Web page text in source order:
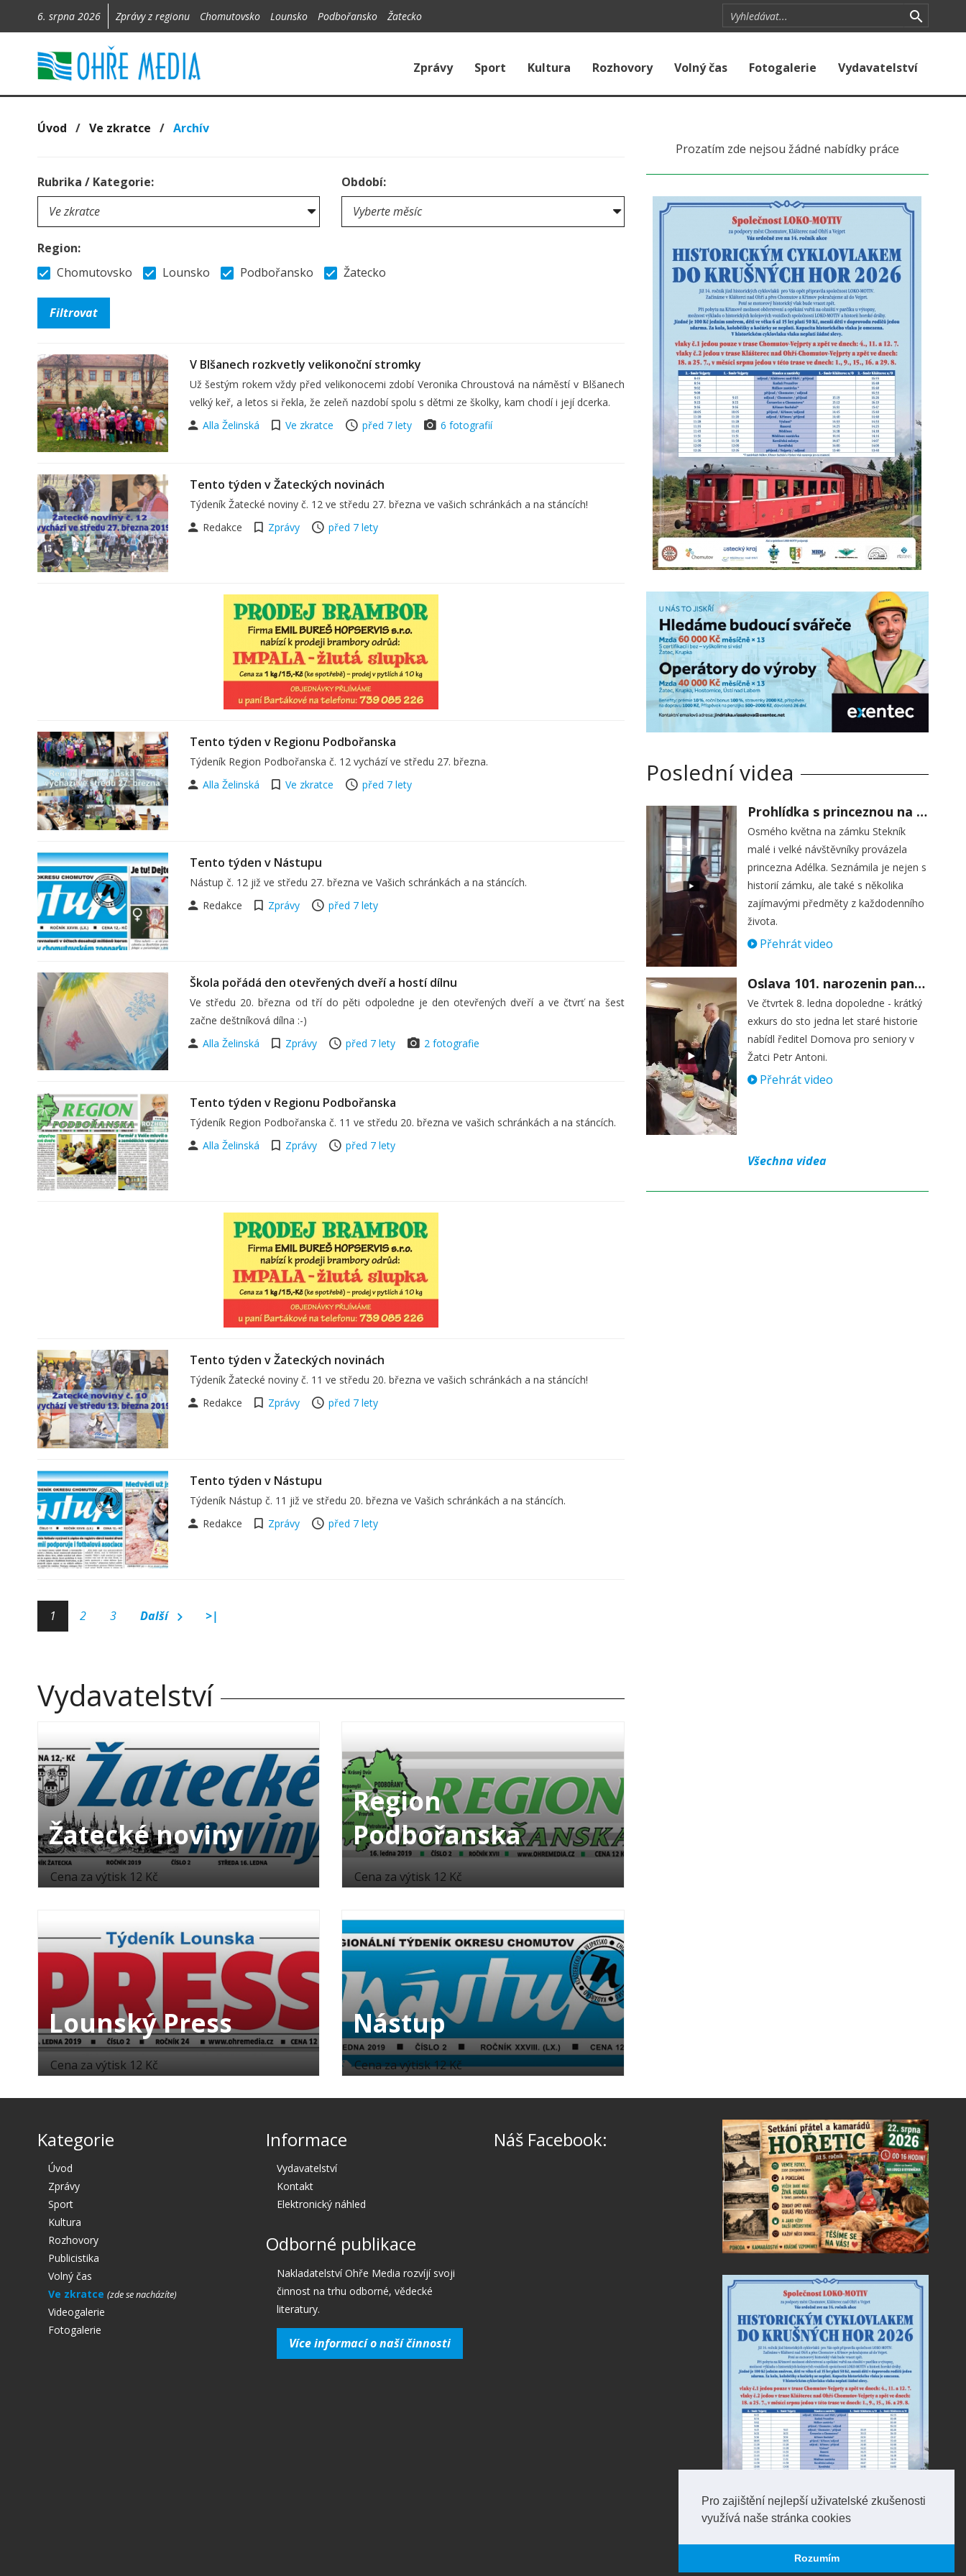
Pro zajištění nejlepší uživatelské zkušenosti
využívá naše stránka cookies
Rozumím
6. srpna 2026 Zprávy z regionu Chomutovsko Lounsko Podbořansko Žatecko
Zprávy Sport Kultura Rozhovory Volný čas Fotogalerie Vydavatelství
Úvod / Ve zkratce / Archív
Rubrika / Kategorie: Období:
Region:
Chomutovsko
Lounsko Podbořansko Žatecko
V Blšanech rozkvetly velikonoční stromky
Už šestým rokem vždy před velikonocemi zdobí Veronika Chroustová na náměstí v Blšanech
velký keř, a letos si řekla, že zeleň nazdobí spolu s dětmi ze školky, kam chodí i její dcerka.
Alla Želinská
Ve zkratce před 7 lety 6 fotografií
Tento týden v Žateckých novinách
Týdeník Žatecké noviny č. 12 ve středu 27. března ve vašich schránkách a na stáncích!
Redakce
Zprávy před 7 lety
Tento týden v Regionu Podbořanska
Týdeník Region Podbořanska č. 12 vychází ve středu 27. března.
Alla Želinská
Ve zkratce před 7 lety
Tento týden v Nástupu
Nástup č. 12 již ve středu 27. března ve Vašich schránkách a na stáncích.
Redakce
Zprávy před 7 lety
Škola pořádá den otevřených dveří a hostí dílnu
Ve středu 20. března od tří do pěti odpoledne je den otevřených dveří a ve čtvrť na šest
začne deštníková dílna :-)
Alla Želinská
Zprávy před 7 lety 2 fotografie
Tento týden v Regionu Podbořanska
Týdeník Region Podbořanska č. 11 ve středu 20. března ve vašich schránkách a na stáncích.
Alla Želinská
Zprávy před 7 lety
Tento týden v Žateckých novinách
Týdeník Žatecké noviny č. 11 ve středu 20. března ve vašich schránkách a na stáncích!
Redakce
Zprávy před 7 lety
Tento týden v Nástupu
Týdeník Nástup č. 11 již ve středu 20. března ve Vašich schránkách a na stáncích.
Redakce
Zprávy před 7 lety
1 2 3 Další >|
Vydavatelství
Žatecké noviny
Cena za výtisk 12 Kč
Lounský Press
Cena za výtisk 12 Kč
Region
Podbořanska
Cena za výtisk 12 Kč
Nástup
Cena za výtisk 12 Kč
Prozatím zde nejsou žádné nabídky práce
Poslední videa
Prohlídka s princeznou na zámku Stekník
Osmého května na zámku Stekník
malé i velké návštěvníky provázela
princezna Adélka. Seznámila je nejen s
historií zámku, ale také s několika
zajímavými předměty z každodenního
života.
Přehrát video
Oslava 101. narozenin paní Věry Skořepové
Ve čtvrtek 8. ledna dopoledne - krátký
exkurs do sto jedna let staré historie
nabídl ředitel Domova pro seniory v
Žatci Petr Antoni.
Přehrát video
Všechna videa
Kategorie
Úvod
Zprávy
Sport
Kultura
Rozhovory
Publicistika
Volný čas
Ve zkratce
Videogalerie
Fotogalerie
Informace
Vydavatelství
Kontakt
Elektronický náhled
Odborné publikace
Nakladatelství Ohře Media rozvíjí svoji
činnost na trhu odborné, vědecké
literatury.
Více informací o naší činnosti
Náš Facebook: